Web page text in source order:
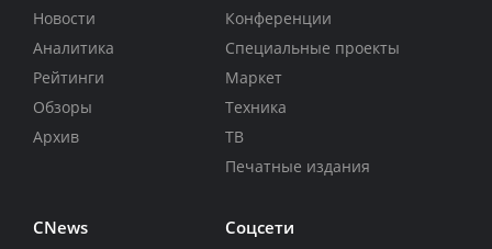
Новости
Аналитика
Рейтинги
Обзоры
Архив
Конференции
Специальные проекты
Маркет
Техника
ТВ
Печатные издания
CNews Соцсети